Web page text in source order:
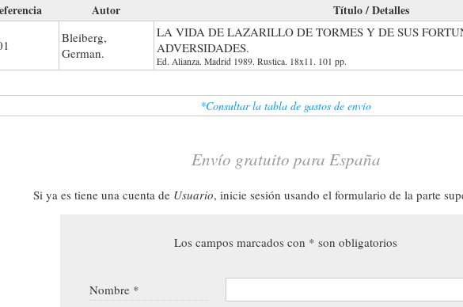
Autor Título / Detalles
Bleiberg,
German.
LA VIDA DE LAZARILLO DE TORMES Y DE SUS
ADVERSIDADES.
Ed. Alianza. Madrid 1989. Rustica. 18x11. 101 pp.
*Consultar la tabla de gastos de envío
Envío gratuito para España
Si ya es tiene una cuenta de Usuario, inicie sesión usando el formulario de la parte
Los campos marcados con * son obligatorios
Nombre *